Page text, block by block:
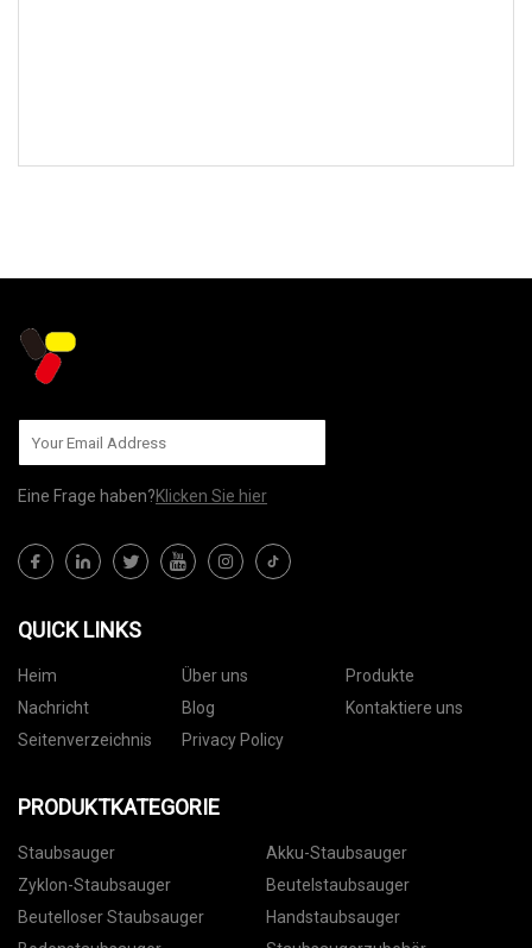
Eine Frage haben?Klicken Sie hier
QUICK LINKS
Heim Über uns
Produkte
Nachricht
Blog
Kontaktiere uns
Seitenverzeichnis
Privacy Policy
PRODUKTKATEGORIE
Staubsauger
Akku-Staubsauger
Zyklon-Staubsauger
Beutelstaubsauger
Beutelloser Staubsauger
Handstaubsauger